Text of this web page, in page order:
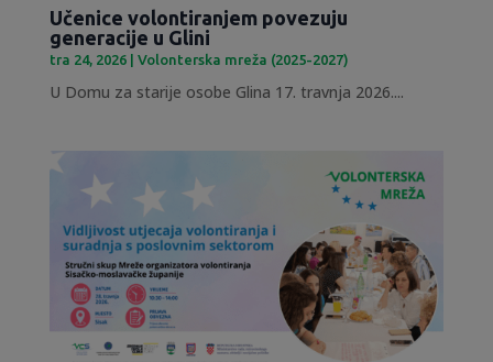
Učenice volontiranjem povezuju
generacije u Glini
tra 24, 2026| Volonterska mreža (2025-2027)
U Domu za starije osobe Glina 17. travnja 2026....